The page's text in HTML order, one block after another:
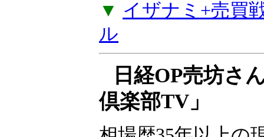
ルズから値動きが
戦略やコツコツ型
でポジションが入
が加わりました
たい方にもピッタ
▼ イザナミ+売買